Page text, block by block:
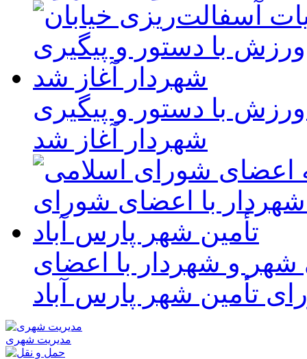
با دستور و پیگیری
شهردار آغاز شد
و شهردار با اعضای
تأمین شهر پارس آباد
مدیریت شهری